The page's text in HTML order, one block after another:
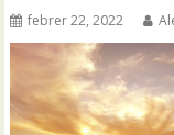
febrer 22, 2022